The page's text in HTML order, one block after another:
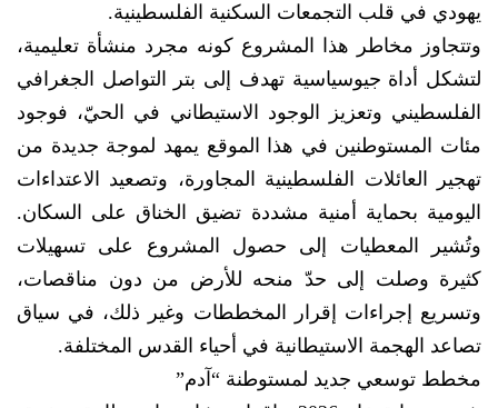
يهودي في قلب التجمعات السكنية الفلسطينية.
وتتجاوز مخاطر هذا المشروع كونه مجرد منشأة تعليمية،
لتشكل أداة جيوسياسية تهدف إلى بتر التواصل الجغرافي
الفلسطيني وتعزيز الوجود الاستيطاني في الحيّ، فوجود
مئات المستوطنين في هذا الموقع يمهد لموجة جديدة من
تهجير العائلات الفلسطينية المجاورة، وتصعيد الاعتداءات
اليومية بحماية أمنية مشددة تضيق الخناق على السكان.
وتُشير المعطيات إلى حصول المشروع على تسهيلات
كثيرة وصلت إلى حدّ منحه للأرض من دون مناقصات،
وتسريع إجراءات إقرار المخططات وغير ذلك، في سياق
تصاعد الهجمة الاستيطانية في أحياء القدس المختلفة.
مخطط توسعي جديد لمستوطنة “آدم”